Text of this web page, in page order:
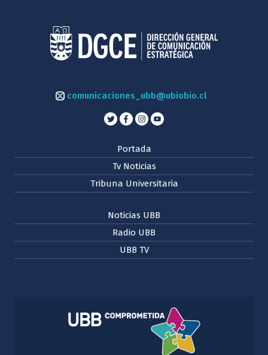
comunicaciones_ubb@ubiobio.cl
Portada
Tv Noticias
Tribuna Universitaria
Noticias UBB
Radio UBB
UBB TV